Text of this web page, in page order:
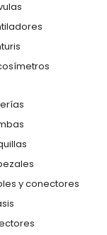
y conectores